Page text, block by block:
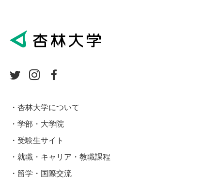
杏林大学について
学部・大学院
受験生サイト
就職・キャリア・教職課程
留学・国際交流